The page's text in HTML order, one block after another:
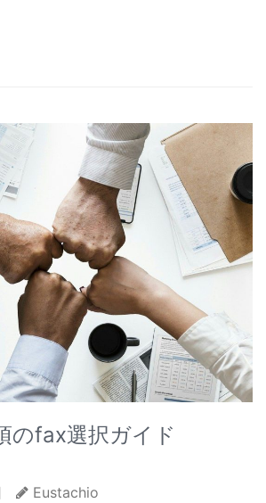
のfax選択ガイド
Eustachio